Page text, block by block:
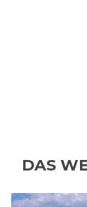
DAS